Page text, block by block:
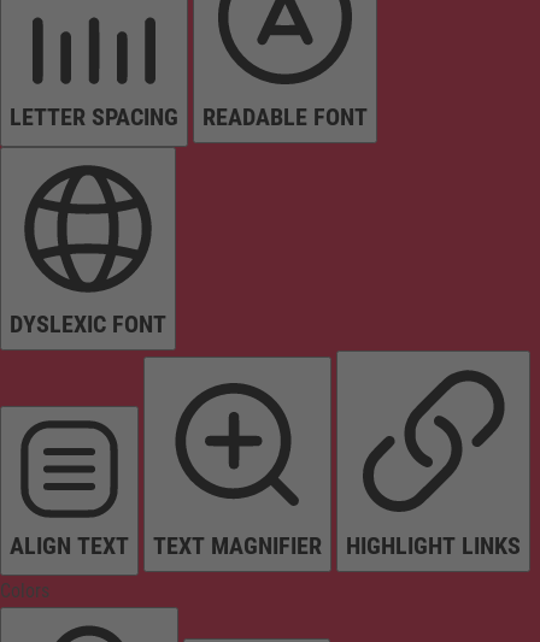
LETTER SPACING READABLE FONT
DYSLEXIC FONT
ALIGN TEXT TEXT MAGNIFIER HIGHLIGHT LINKS
Colors